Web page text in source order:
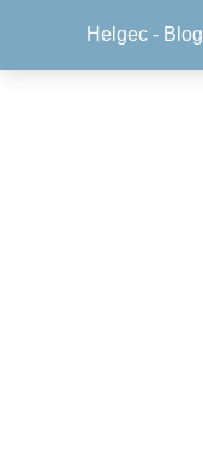
Helgec - Blog